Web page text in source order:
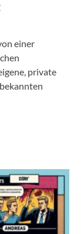
einer
private